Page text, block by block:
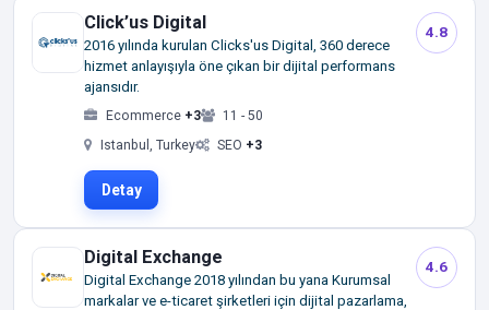
Click’us Digital
2016 yılında kurulan Clicks'us Digital, 360 derece
hizmet anlayışıyla öne çıkan bir dijital performans
ajansıdır.
Ecommerce +3
11 - 50
Istanbul, Turkey
SEO +3
Detay
4.8
Digital Exchange
Digital Exchange 2018 yılından bu yana Kurumsal
markalar ve e-ticaret şirketleri için dijital pazarlama,
4.6